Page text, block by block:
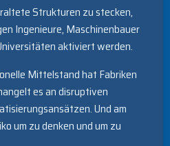
Strukturen zu stecken,
Ingenieure, Maschinenbauer
aktiviert werden.
Mittelstand hat Fabriken
es an disruptiven
Und am
um zu denken und um zu